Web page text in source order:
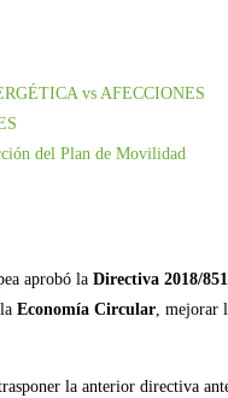
vs AFECCIONES
del Plan de Movilidad
aprobó la Directiva 2018/851
Economía Circular, mejorar
la anterior directiva